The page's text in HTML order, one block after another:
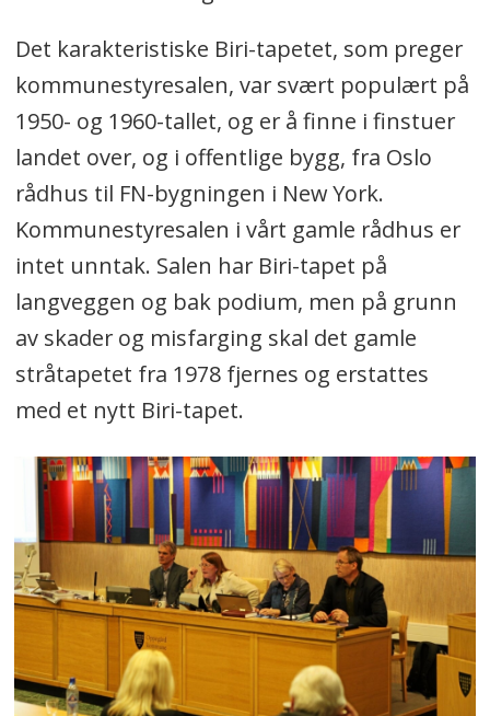
Det karakteristiske Biri-tapetet, som preger
kommunestyresalen, var svært populært på
1950- og 1960-tallet, og er å finne i finstuer
landet over, og i offentlige bygg, fra Oslo
rådhus til FN-bygningen i New York.
Kommunestyresalen i vårt gamle rådhus er
intet unntak. Salen har Biri-tapet på
langveggen og bak podium, men på grunn
av skader og misfarging skal det gamle
stråtapetet fra 1978 fjernes og erstattes
med et nytt Biri-tapet.